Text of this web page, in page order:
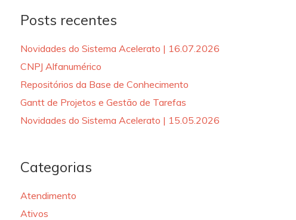
Posts recentes
Novidades do Sistema Acelerato | 16.07.2026
CNPJ Alfanumérico
Repositórios da Base de Conhecimento
Gantt de Projetos e Gestão de Tarefas
Novidades do Sistema Acelerato | 15.05.2026
Categorias
Atendimento
Ativos